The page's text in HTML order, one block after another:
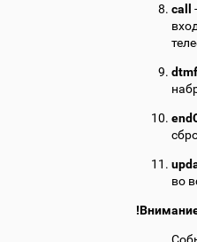
call
dtmf
во